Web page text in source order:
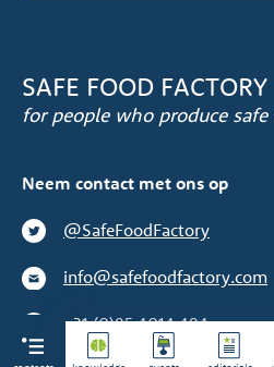
SAFE FOOD FACTORY
for people who produce
Neem contact met ons op
@SafeFoodFactory
info@safefoodfactory.com
+31 (0)85 4014 484